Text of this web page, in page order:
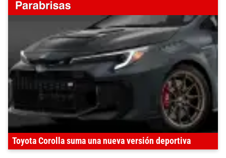
Toyota Corolla suma una nueva versión deportiva